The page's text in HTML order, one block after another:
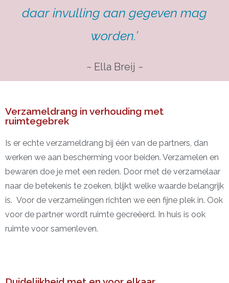
daar invulling aan gegeven mag
worden.’
~ Ella Breij ~
Verzameldrang in verhouding met
ruimtegebrek
Is er echte verzameldrang bij één van de partners, dan
werken we aan bescherming voor beiden. Verzamelen en
bewaren doe je met een reden. Door met de verzamelaar
naar de betekenis te zoeken, blijkt welke waarde belangrijk
is. Voor de verzamelingen richten we een fijne plek in. Ook
voor de partner wordt ruimte gecreëerd. In huis is ook
ruimte voor samenleven.